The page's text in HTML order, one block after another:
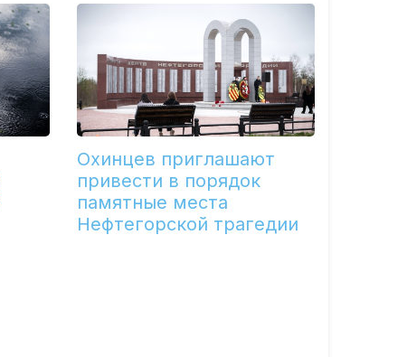
Охинцев приглашают
привести в порядок
памятные места
Нефтегорской трагедии